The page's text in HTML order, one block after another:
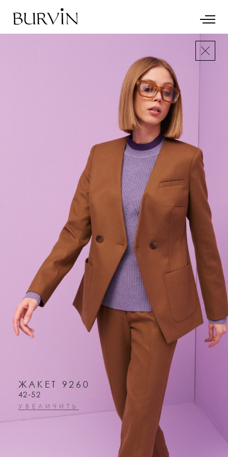
ЖАКЕТ 9260
42-52
УВЕЛИЧИТЬ